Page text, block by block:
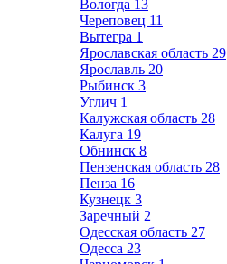
Вологда 13
Череповец 11
Вытегра 1
Ярославская область 29
Ярославль 20
Рыбинск 3
Углич 1
Калужская область 28
Калуга 19
Обнинск 8
Пензенская область 28
Пенза 16
Кузнецк 3
Заречный 2
Одесская область 27
Одесса 23